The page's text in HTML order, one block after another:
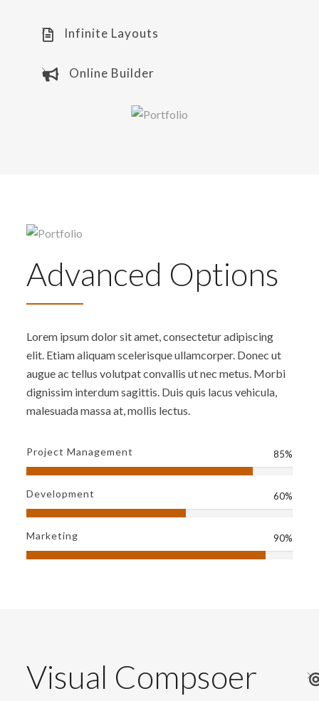
Infinite Layouts
Online Builder
Advanced Options
Lorem ipsum dolor sit amet, consectetur adipiscing
elit. Etiam aliquam scelerisque ullamcorper. Donec ut
augue ac tellus volutpat convallis ut nec metus. Morbi
dignissim interdum sagittis. Duis quis lacus vehicula,
malesuada massa at, mollis lectus.
Project Management 85%
Development 60%
Marketing 90%
Visual Compsoer